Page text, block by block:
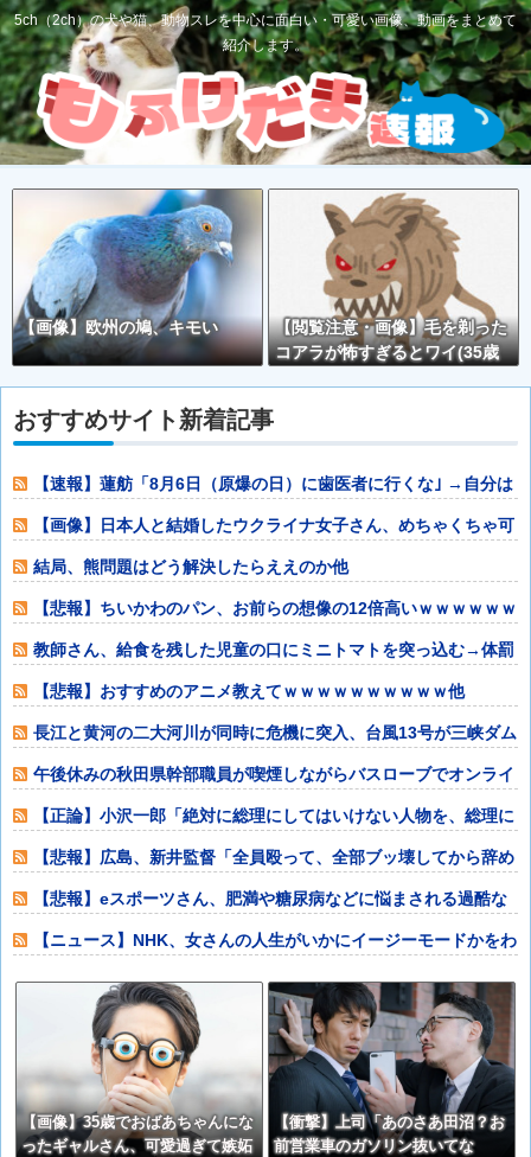
5ch（2ch）の犬や猫、動物スレを中心に面白い・可愛い画像、動画をまとめて
紹介します。
【画像】欧州の鳩、キモい
【閲覧注意・画像】毛を剃った
コアラが怖すぎるとワイ(35歳
おすすめサイト新着記事
【速報】蓮舫「8月6日（原爆の日）に歯医者に行くな｣ →自分は
9月1日（
【画像】日本人と結婚したウクライナ女子さん、めちゃくちゃ可
愛いと話題にな
結局、熊問題はどう解決したらええのか他
【悲報】ちいかわのパン、お前らの想像の12倍高いｗｗｗｗｗｗ
ｗ他
教師さん、給食を残した児童の口にミニトマトを突っ込む→体罰
判定をもらって
【悲報】おすすめのアニメ教えてｗｗｗｗｗｗｗｗｗｗ他
長江と黄河の二大河川が同時に危機に突入、台風13号が三峡ダム
に襲い掛かっ
午後休みの秋田県幹部職員が喫煙しながらバスローブでオンライ
ン報道対応 「
【正論】小沢一郎「絶対に総理にしてはいけない人物を、総理に
してしまった。
【悲報】広島、新井監督「全員殴って、全部ブッ壊してから辞め
たい」他
【悲報】eスポーツさん、肥満や糖尿病などに悩まされる過酷な
スポーツだった
【ニュース】NHK、女さんの人生がいかにイージーモードかをわ
【画像】35歳でおばあちゃんにな
ったギャルさん、可愛過ぎて嫉妬
【衝撃】上司「あのさあ田沼？お
前営業車のガソリン抜いてな